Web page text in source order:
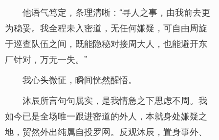
他语气笃定，条理清晰：“寻人之事，由我前去更
为稳妥。我全程未入密道，无任何嫌疑，可自由周旋
于巡查队伍之间，既能隐秘对接周大人，也能避开东
厂针对，万无一失。”
我心头微怔，瞬间恍然醒悟。
沐辰所言句句属实，是我情急之下思虑不周。我
如今已是全场唯一跟进密道的外人，本就身处嫌疑之
地，贸然外出纯属自投罗网。反观沐辰，置身事外、